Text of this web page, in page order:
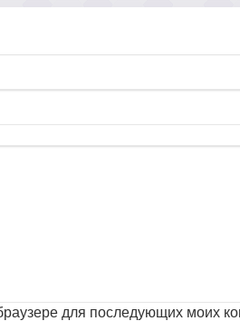
для последующих моих